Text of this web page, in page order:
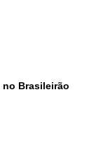
no Brasileirão